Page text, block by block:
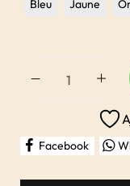
Bleu Jaune
Facebook